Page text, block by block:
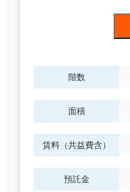
階数
面積
賃料（共益費含）
預託金